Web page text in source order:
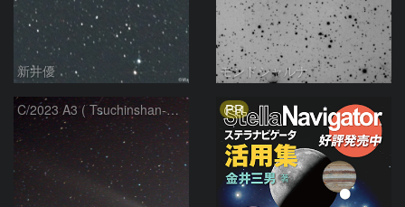
新井優 モンドシャルナ
C/2023 A3 ( Tsuchinshan-ATLAS ) PR